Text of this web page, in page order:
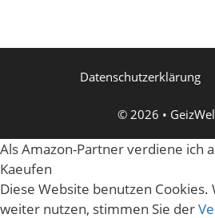
Datenschutzerklärung
© 2026 •
Als Amazon-Partner verdiene ich
Kaeufen
Diese Website benutzen Cookies.
weiter nutzen, stimmen Sie der